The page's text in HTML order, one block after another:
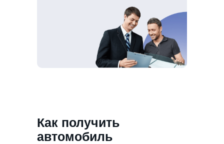
Как получить
автомобиль